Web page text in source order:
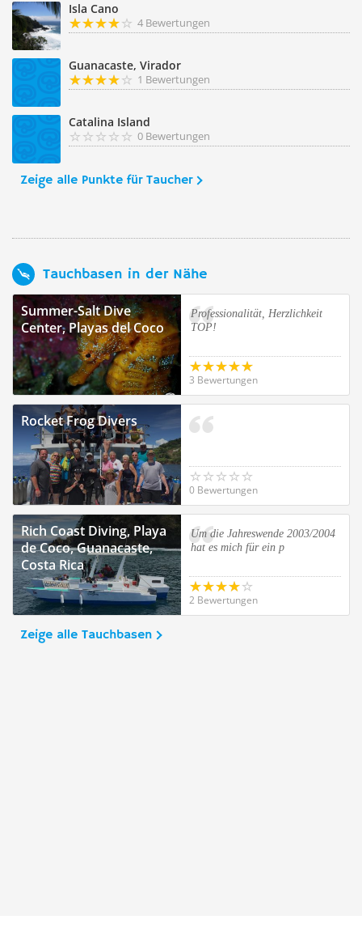
Isla Cano
4 Bewertungen
Guanacaste, Virador
1 Bewertungen
Catalina Island
0 Bewertungen
Zeige alle Punkte für Taucher
Tauchbasen in der Nähe
Summer-Salt Dive
Center, Playas del Coco
Professionalität, Herzlichkeit
TOP!
3 Bewertungen
Rocket Frog Divers
0 Bewertungen
Rich Coast Diving, Playa
de Coco, Guanacaste,
Costa Rica
Um die Jahreswende 2003/2004
hat es mich für ein p
2 Bewertungen
Zeige alle Tauchbasen